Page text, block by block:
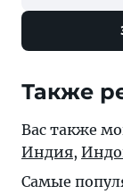
Также
Вас также
Индия,
Самые